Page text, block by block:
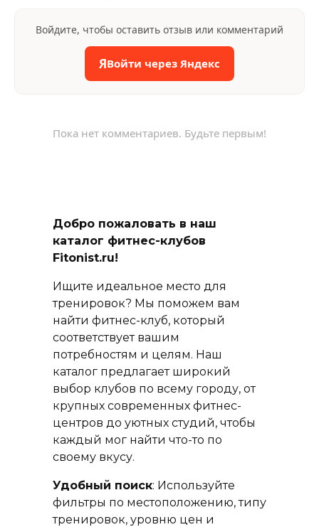
Войдите, чтобы оставить отзыв или комментарий
ЯВойти через Яндекс
Пока нет комментариев. Будьте первым!
Добро пожаловать в наш
каталог фитнес-клубов
Fitonist.ru!
Ищите идеальное место для
тренировок? Мы поможем вам
найти фитнес-клуб, который
соответствует вашим
потребностям и целям. Наш
каталог предлагает широкий
выбор клубов по всему городу, от
крупных современных фитнес-
центров до уютных студий, чтобы
каждый мог найти что-то по
своему вкусу.
Удобный поиск: Используйте
фильтры по местоположению, типу
тренировок, уровню цен и